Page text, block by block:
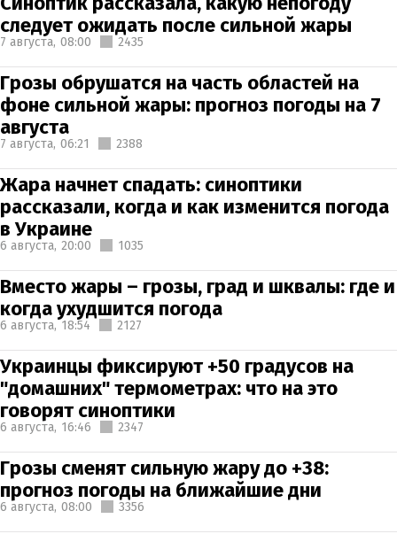
следует ожидать после сильной жары
7 августа, 08:00 2435
Грозы обрушатся на часть областей на
фоне сильной жары: прогноз погоды на 7
августа
7 августа, 06:21 2388
Жара начнет спадать: синоптики
рассказали, когда и как изменится погода
в Украине
6 августа, 20:00 1035
Вместо жары – грозы, град и шквалы: где и
когда ухудшится погода
6 августа, 18:54 2127
Украинцы фиксируют +50 градусов на
"домашних" термометрах: что на это
говорят синоптики
6 августа, 16:46 2347
Грозы сменят сильную жару до +38:
прогноз погоды на ближайшие дни
6 августа, 08:00 3356